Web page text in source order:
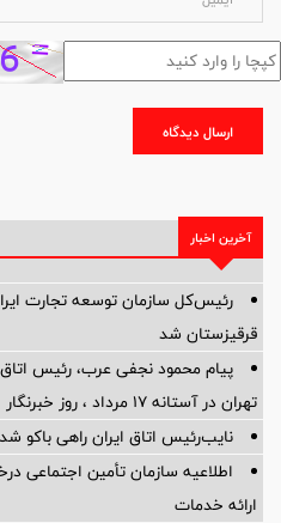
ارسال دیدگاه
آخرین اخبار
رئیس‌کل سازمان توسعه تجارت
قرقیزستان شد
پیام محمود نجفی عرب، رئیس اتاق
تهران در آستانه 17 مرداد ، روز خبرنگار
نایب‌رئیس اتاق ایران راهی باکو شد
اطلاعیه سازمان تأمین
ارائه خدمات